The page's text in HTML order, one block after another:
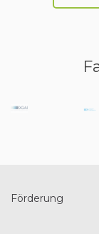
Förderung